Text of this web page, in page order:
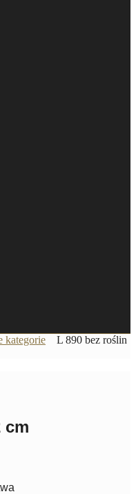
kategorie
L 890 bez roślin
cm